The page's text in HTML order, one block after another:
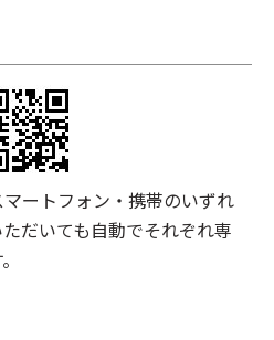
ートフォン・携帯のいずれ
だいても自動でそれぞれ専